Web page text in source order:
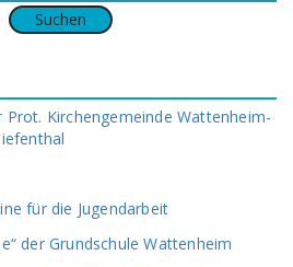
Prot. Kirchengemeinde Wattenheim-
für die Jugendarbeit
der Grundschule Wattenheim